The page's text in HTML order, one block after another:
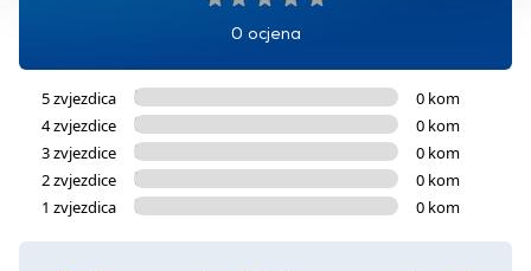
0 ocjena
5 zvjezdica
0 kom
4 zvjezdice
0 kom
3 zvjezdice
0 kom
2 zvjezdice
0 kom
1 zvjezdica
0 kom